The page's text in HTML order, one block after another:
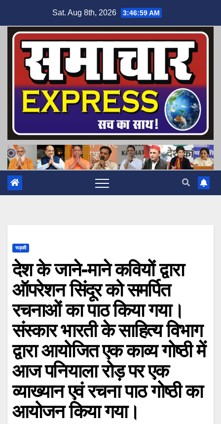
content
Sat. Aug 8th, 2026 3:47:00 AM
रूड़की
देश के जाने-माने कवियों द्वारा
ऑपरेशन सिंदूर को समर्पित
रचनाओं का पाठ किया गया।
संस्कार भारती के साहित्य विभाग
द्वारा आयोजित एक काव्य गोष्ठी में
आज पनियाला रोड़ पर एक
व्याख्यान एवं रचना पाठ गोष्ठी का
आयोजन किया गया।